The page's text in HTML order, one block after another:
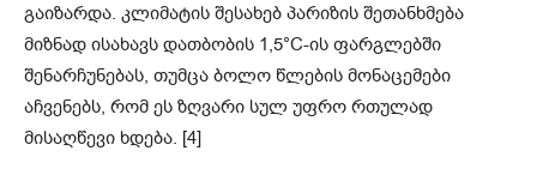
გაიზარდა. კლიმატის შესახებ პარიზის შეთანხმება
მიზნად ისახავს დათბობის 1,5°C-ის ფარგლებში
შენარჩუნებას, თუმცა ბოლო წლების მონაცემები
აჩვენებს, რომ ეს ზღვარი სულ უფრო რთულად
მისაღწევი ხდება. [4]